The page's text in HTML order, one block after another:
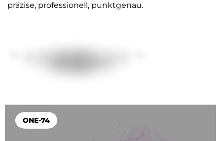
präzise, professionell, punktgenau.
E
RE
N
ONE-74